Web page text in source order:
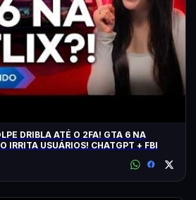
DRIBLA ATÉ O 2FA! GTA 6 NA
IRRITA USUÁRIOS! CHATGPT + FBI